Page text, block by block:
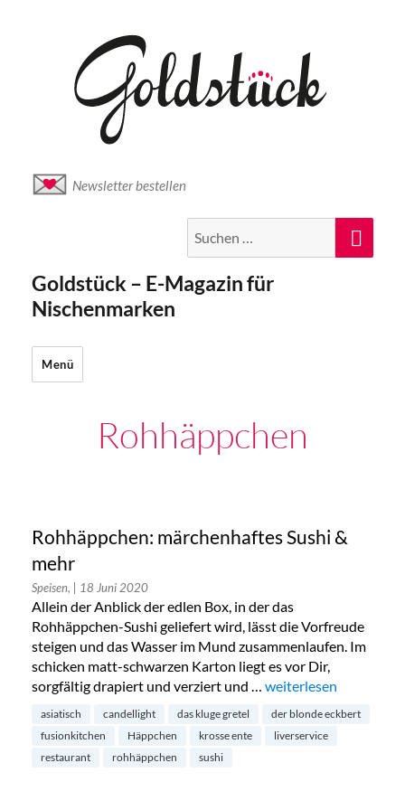
Newsletter bestellen
nach:
Goldstück – E-Magazin für
Nischenmarken
Menü
Rohhäppchen
Rohhäppchen: märchenhaftes Sushi &
mehr
Speisen, | 18 Juni 2020
Allein der Anblick der edlen Box, in der das
Rohhäppchen-Sushi geliefert wird, lässt die Vorfreude
steigen und das Wasser im Mund zusammenlaufen. Im
schicken matt-schwarzen Karton liegt es vor Dir,
sorgfältig drapiert und verziert und … „Rohhäppchen:
weiterlesen
asiatisch candellight das kluge gretel
der blonde eckbert
fusionkitchen
Häppchen krosse ente
liverservice
restaurant
rohhäppchen sushi